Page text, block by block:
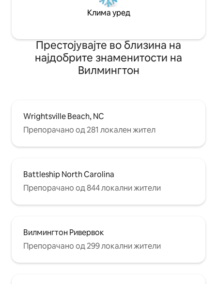
Клима уред
Престојувајте во близина на
најдобрите знаменитости на
Вилмингтон
Wrightsville Beach, NC
Препорачано од 281 локален жител
Battleship North Carolina
Препорачано од 844 локални жители
Вилмингтон Ривервок
Препорачано од 299 локални жители